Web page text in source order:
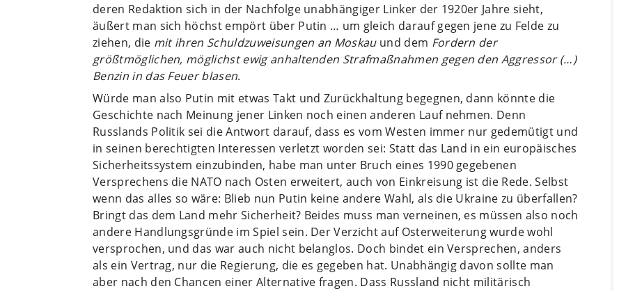
deren Redaktion sich in der Nachfolge unabhängiger Linker der 1920er Jahre sieht,
äußert man sich höchst empört über Putin … um gleich darauf gegen jene zu Felde zu
ziehen, die mit ihren Schuldzuweisungen an Moskauund dem Fordern der
größtmöglichen, möglichst ewig anhaltenden Strafmaßnahmen gegen den Aggressor (…)
Benzin in das Feuer blasen.
Würde man also Putin mit etwas Takt und Zurückhaltung begegnen, dann könnte die
Geschichte nach Meinung jener Linken noch einen anderen Lauf nehmen. Denn
Russlands Politik sei die Antwort darauf, dass es vom Westen immer nur gedemütigt und
in seinen berechtigten Interessen verletzt worden sei: Statt das Land in ein europäisches
Sicherheitssystem einzubinden, habe man unter Bruch eines 1990 gegebenen
Versprechens die NATO nach Osten erweitert, auch von Einkreisung ist die Rede. Selbst
wenn das alles so wäre: Blieb nun Putin keine andere Wahl, als die Ukraine zu überfallen?
Bringt das dem Land mehr Sicherheit? Beides muss man verneinen, es müssen also noch
andere Handlungsgründe im Spiel sein. Der Verzicht auf Osterweiterung wurde wohl
versprochen, und das war auch nicht belanglos. Doch bindet ein Versprechen, anders
als ein Vertrag, nur die Regierung, die es gegeben hat. Unabhängig davon sollte man
aber nach den Chancen einer Alternative fragen. Dass Russland nicht militärisch